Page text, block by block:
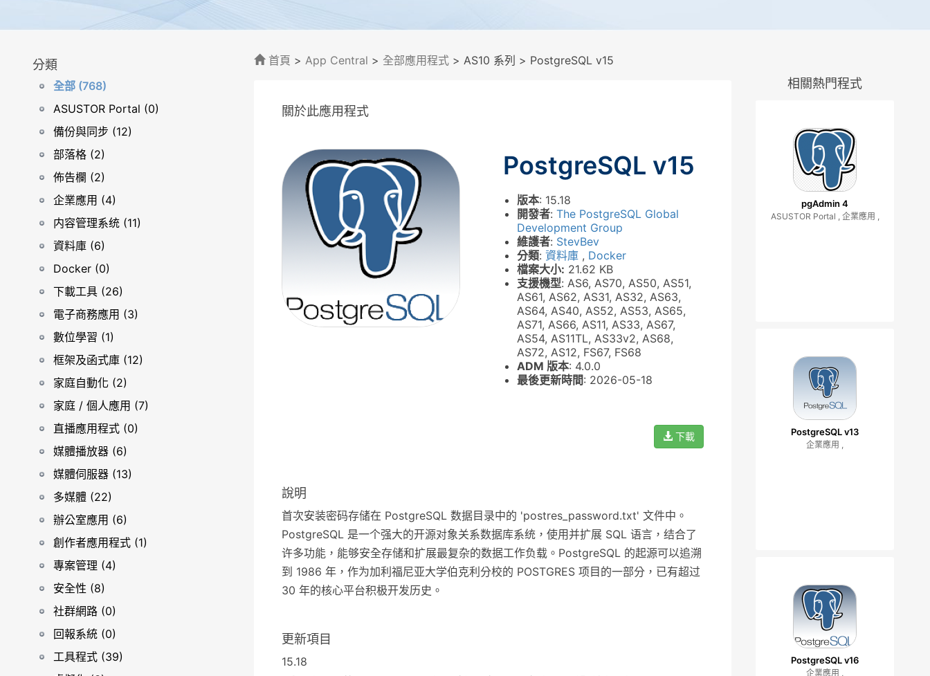
分類
全部 (768)
ASUSTOR Portal (0)
備份與同步 (12)
部落格 (2)
佈告欄 (2)
企業應用 (4)
内容管理系统 (11)
資料庫 (6)
Docker (0)
下載工具 (26)
電子商務應用 (3)
數位學習 (1)
框架及函式庫 (12)
家庭自動化 (2)
家庭 / 個人應用 (7)
直播應用程式 (0)
媒體播放器 (6)
媒體伺服器 (13)
多媒體 (22)
辦公室應用 (6)
創作者應用程式 (1)
專案管理 (4)
安全性 (8)
社群網路 (0)
回報系統 (0)
工具程式 (39)
首頁 > App Central > 全部應用程式 > AS10 系列 > PostgreSQL v15
關於此應用程式
PostgreSQL v15
版本: 15.18
開發者: The PostgreSQL Global
Development Group
維護者: StevBev
分類: 資料庫 , Docker
檔案大小: 21.62 KB
支援機型: AS6, AS70, AS50, AS51,
AS61, AS62, AS31, AS32, AS63,
AS64, AS40, AS52, AS53, AS65,
AS71, AS66, AS11, AS33, AS67,
AS54, AS11TL, AS33v2, AS68,
AS72, AS12, FS67, FS68
ADM 版本: 4.0.0
最後更新時間: 2026-05-18
下載
說明
首次安装密码存储在 PostgreSQL 数据目录中的 'postres_password.txt' 文件中。
PostgreSQL 是一个强大的开源对象关系数据库系统，使用并扩展 SQL 语言，结合了
许多功能，能够安全存储和扩展最复杂的数据工作负载。PostgreSQL 的起源可以追溯
到 1986 年，作为加利福尼亚大学伯克利分校的 POSTGRES 项目的一部分，已有超过
30 年的核心平台积极开发历史。
更新項目
15.18
相關熱門程式
pgAdmin 4
ASUSTOR Portal , 企業應用 ,
PostgreSQL v13
企業應用 ,
PostgreSQL v16
企業應用 ,